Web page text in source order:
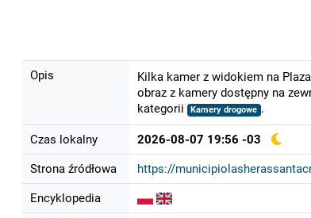
Opis
Kilka kamer z widokiem na
obraz z kamery dostępny na
kategorii
Kamery drogowe .
Czas lokalny 2026-08-07 19:56 -03
Strona źródłowa https://
Encyklopedia